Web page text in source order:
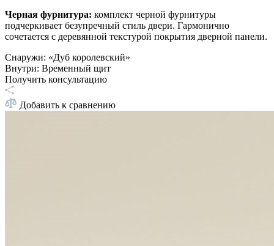
Черная фурнитура: комплект черной фурнитуры
подчеркивает безупречный стиль двери. Гармонично
сочетается с деревянной текстурой покрытия дверной панели.
Снаружи: «Дуб королевский»
Внутри: Временный щит
Получить консультацию
Добавить к сравнению